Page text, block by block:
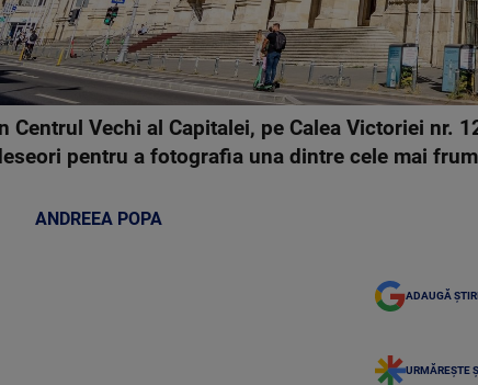
Centrul Vechi al Capitalei, pe Calea Victoriei
pentru a fotografia una dintre cele mai
ANDREEA POPA
ADAUGĂ
URMĂREȘTE